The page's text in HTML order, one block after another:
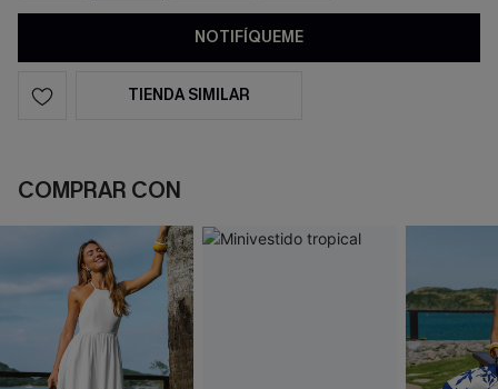
NOTIFÍQUEME
TIENDA SIMILAR
COMPRAR CON